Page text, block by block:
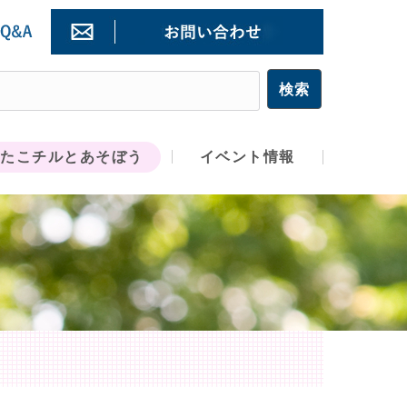
たこチルとあそぼう イベント情報